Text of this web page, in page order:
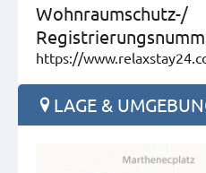
Wohnraumschutz-/
https://
LAGE &